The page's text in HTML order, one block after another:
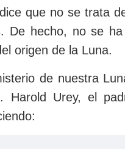
que no se trata
De hecho, no se
origen de la Luna.
de nuestra
Harold Urey, el